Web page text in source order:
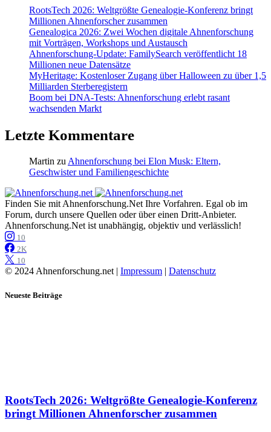
RootsTech 2026: Weltgrößte Genealogie-Konferenz bringt
Millionen Ahnenforscher zusammen
Genealogica 2026: Zwei Wochen digitale Ahnenforschung
mit Vorträgen, Workshops und Austausch
Ahnenforschung-Update: FamilySearch veröffentlicht 18
Millionen neue Datensätze
MyHeritage: Kostenloser Zugang über Halloween zu über 1,5
Milliarden Sterberegistern
Boom bei DNA-Tests: Ahnenforschung erlebt rasant
wachsenden Markt
Letzte Kommentare
Martin zu Ahnenforschung bei Elon Musk: Eltern,
Geschwister und Familiengeschichte
Finden Sie mit Ahnenforschung.Net Ihre Vorfahren. Egal ob im
Forum, durch unsere Quellen oder über einen Dritt-Anbieter.
Ahnenforschung.Net ist unabhängig, objektiv und verlässlich!
10
2K
10
© 2024 Ahnenforschung.net | Impressum | Datenschutz
Neueste Beiträge
RootsTech 2026: Weltgrößte Genealogie-Konferenz
bringt Millionen Ahnenforscher zusammen